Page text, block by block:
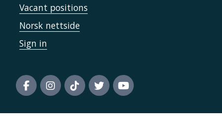
Vacant positions
Norsk nettside
Sign in